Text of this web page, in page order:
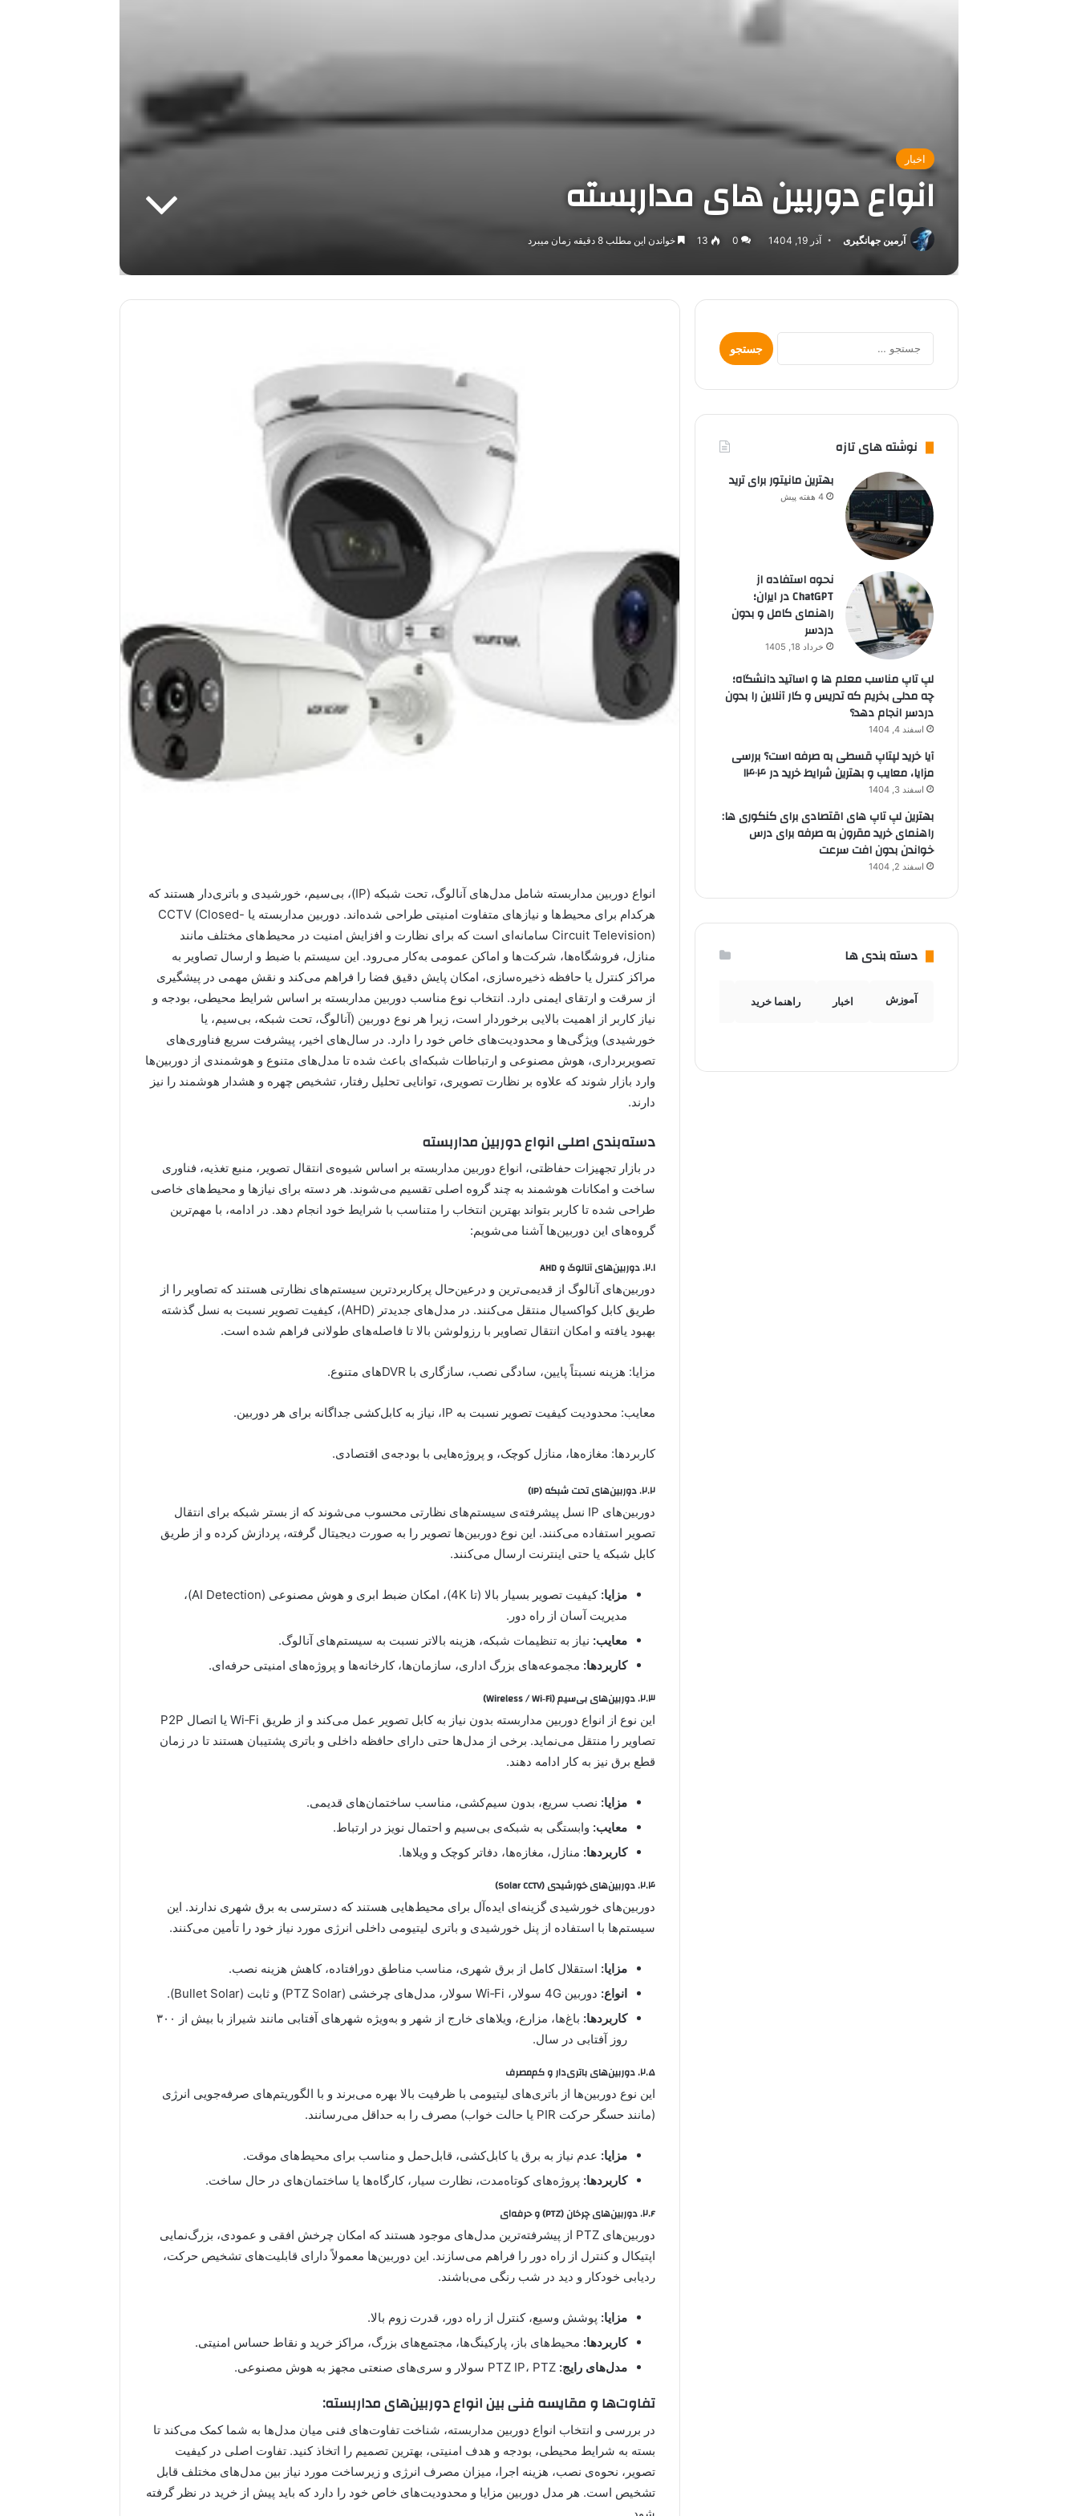
اخبار
انواع دوربین های مداربسته
آرمین جهانگیری آذر 19, 1404 0
13 خواندن این مطلب 8 دقیقه زمان میبرد
انواع دوربین مداربسته شامل مدل‌های آنالوگ، تحت شبکه (IP)، بی‌سیم، خورشیدی و باتری‌دار هستند که
هرکدام برای محیط‌ها و نیازهای متفاوت امنیتی طراحی شده‌اند. دوربین مداربسته یا CCTV (Closed-
Circuit Television) سامانه‌ای است که برای نظارت و افزایش امنیت در محیط‌های مختلف مانند
منازل، فروشگاه‌ها، شرکت‌ها و اماکن عمومی به‌کار می‌رود. این سیستم با ضبط و ارسال تصاویر به
مراکز کنترل یا حافظه ذخیره‌سازی، امکان پایش دقیق فضا را فراهم می‌کند و نقش مهمی در پیشگیری
از سرقت و ارتقای ایمنی دارد. انتخاب نوع مناسب دوربین مداربسته بر اساس شرایط محیطی، بودجه و
نیاز کاربر از اهمیت بالایی برخوردار است، زیرا هر نوع دوربین (آنالوگ، تحت شبکه، بی‌سیم، یا
خورشیدی) ویژگی‌ها و محدودیت‌های خاص خود را دارد. در سال‌های اخیر، پیشرفت سریع فناوری‌های
تصویربرداری، هوش مصنوعی و ارتباطات شبکه‌ای باعث شده تا مدل‌های متنوع و هوشمندی از دوربین‌ها
وارد بازار شوند که علاوه بر نظارت تصویری، توانایی تحلیل رفتار، تشخیص چهره و هشدار هوشمند را نیز
دارند.
دسته‌بندی اصلی انواع دوربین مداربسته
در بازار تجهیزات حفاظتی، انواع دوربین مداربسته بر اساس شیوه‌ی انتقال تصویر، منبع تغذیه، فناوری
ساخت و امکانات هوشمند به چند گروه اصلی تقسیم می‌شوند. هر دسته برای نیازها و محیط‌های خاصی
طراحی شده تا کاربر بتواند بهترین انتخاب را متناسب با شرایط خود انجام دهد. در ادامه، با مهم‌ترین
گروه‌های این دوربین‌ها آشنا می‌شویم:
۲.۱. دوربین‌های آنالوگ و AHD
دوربین‌های آنالوگ از قدیمی‌ترین و درعین‌حال پرکاربردترین سیستم‌های نظارتی هستند که تصاویر را از
طریق کابل کواکسیال منتقل می‌کنند. در مدل‌های جدیدتر (AHD)، کیفیت تصویر نسبت به نسل گذشته
بهبود یافته و امکان انتقال تصاویر با رزولوشن بالا تا فاصله‌های طولانی فراهم شده است.
مزایا: هزینه نسبتاً پایین، سادگی نصب، سازگاری با DVRهای متنوع.
معایب: محدودیت کیفیت تصویر نسبت به IP، نیاز به کابل‌کشی جداگانه برای هر دوربین.
کاربردها: مغازه‌ها، منازل کوچک، و پروژه‌هایی با بودجه‌ی اقتصادی.
۲.۲. دوربین‌های تحت شبکه (IP)
دوربین‌های IP نسل پیشرفته‌ی سیستم‌های نظارتی محسوب می‌شوند که از بستر شبکه برای انتقال
تصویر استفاده می‌کنند. این نوع دوربین‌ها تصویر را به صورت دیجیتال گرفته، پردازش کرده و از طریق
کابل شبکه یا حتی اینترنت ارسال می‌کنند.
مزایا:
کیفیت تصویر بسیار بالا (تا 4K)، امکان ضبط ابری و هوش مصنوعی (AI Detection)،
مدیریت آسان از راه دور.
معایب: نیاز به تنظیمات شبکه، هزینه بالاتر نسبت به سیستم‌های آنالوگ.
کاربردها: مجموعه‌های بزرگ اداری، سازمان‌ها، کارخانه‌ها و پروژه‌های امنیتی حرفه‌ای.
۲.۳. دوربین‌های بی‌سیم (Wireless / Wi‑Fi)
این نوع از انواع دوربین مداربسته بدون نیاز به کابل تصویر عمل می‌کند و از طریق Wi‑Fi یا اتصال P2P
تصاویر را منتقل می‌نماید. برخی از مدل‌ها حتی دارای حافظه داخلی و باتری پشتیبان هستند تا در زمان
قطع برق نیز به کار ادامه دهند.
مزایا: نصب سریع، بدون سیم‌کشی، مناسب ساختمان‌های قدیمی.
معایب: وابستگی به شبکه‌ی بی‌سیم و احتمال نویز در ارتباط.
کاربردها: منازل، مغازه‌ها، دفاتر کوچک و ویلاها.
۲.۴. دوربین‌های خورشیدی (Solar CCTV)
دوربین‌های خورشیدی گزینه‌ای ایده‌آل برای محیط‌هایی هستند که دسترسی به برق شهری ندارند. این
سیستم‌ها با استفاده از پنل خورشیدی و باتری لیتیومی داخلی انرژی مورد نیاز خود را تأمین می‌کنند.
مزایا: استقلال کامل از برق شهری، مناسب مناطق دورافتاده، کاهش هزینه نصب.
انواع: دوربین 4G سولار، Wi‑Fi سولار، مدل‌های چرخشی (PTZ Solar) و ثابت (Bullet Solar).
کاربردها:
باغ‌ها، مزارع، ویلاهای خارج از شهر و به‌ویژه شهرهای آفتابی مانند شیراز با بیش از ۳۰۰
روز آفتابی در سال.
۲.۵. دوربین‌های باتری‌دار و کم‌مصرف
این نوع دوربین‌ها از باتری‌های لیتیومی با ظرفیت بالا بهره می‌برند و با الگوریتم‌های صرفه‌جویی انرژی
(مانند حسگر حرکت PIR یا حالت خواب) مصرف را به حداقل می‌رسانند.
مزایا: عدم نیاز به برق یا کابل‌کشی، قابل‌حمل و مناسب برای محیط‌های موقت.
کاربردها: پروژه‌های کوتاه‌مدت، نظارت سیار، کارگاه‌ها یا ساختمان‌های در حال ساخت.
۲.۶. دوربین‌های چرخان (PTZ) و حرفه‌ای
دوربین‌های PTZ از پیشرفته‌ترین مدل‌های موجود هستند که امکان چرخش افقی و عمودی، بزرگ‌نمایی
اپتیکال و کنترل از راه دور را فراهم می‌سازند. این دوربین‌ها معمولاً دارای قابلیت‌های تشخیص حرکت،
ردیابی خودکار و دید در شب رنگی می‌باشند.
مزایا: پوشش وسیع، کنترل از راه دور، قدرت زوم بالا.
کاربردها: محیط‌های باز، پارکینگ‌ها، مجتمع‌های بزرگ، مراکز خرید و نقاط حساس امنیتی.
مدل‌های رایج:
تفاوت‌ها و مقایسه فنی بین انواع دوربین‌های مداربسته:
در بررسی و انتخاب انواع دوربین مداربسته، شناخت تفاوت‌های فنی میان مدل‌ها به شما کمک می‌کند تا
بسته به شرایط محیطی، بودجه و هدف امنیتی، بهترین تصمیم را اتخاذ کنید. تفاوت اصلی در کیفیت
تصویر، نحوه‌ی نصب، هزینه اجرا، میزان مصرف انرژی و زیرساخت مورد نیاز بین مدل‌های مختلف قابل
تشخیص است. هر مدل دوربین مزایا و محدودیت‌های خاص خود را دارد که باید پیش از خرید در نظر گرفته
جستجو
برای:
نوشته های تازه
بهترین مانیتور برای ترید
4 هفته پیش
نحوه استفاده از
ChatGPT در ایران؛
راهنمای کامل و بدون
دردسر
خرداد 18, 1405
لپ تاپ مناسب معلم ها و اساتید دانشگاه؛
چه مدلی بخریم که تدریس و کار آنلاین را بدون
دردسر انجام دهد؟
اسفند 4, 1404
آیا خرید لپتاپ قسطی به صرفه است؟ بررسی
مزایا، معایب و بهترین شرایط خرید در ۱۴۰۴
اسفند 3, 1404
بهترین لپ تاپ های اقتصادی برای کنکوری ها:
راهنمای خرید مقرون به صرفه برای درس
خواندن بدون افت سرعت
اسفند 2, 1404
دسته بندی ها
آموزش اخبار راهنما خرید لپ تاپ استوک لپ تاپ گیمینگ لپ تاپ لمسی